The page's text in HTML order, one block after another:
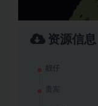
资源信息
靓仔
贵宾